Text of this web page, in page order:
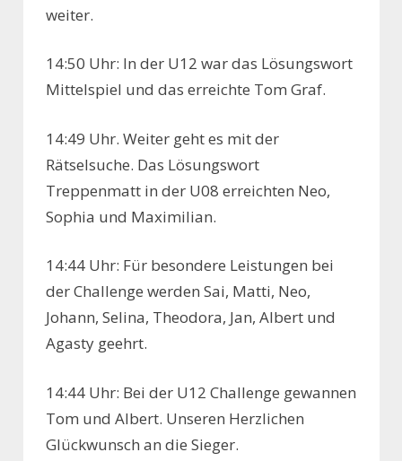
weiter.
14:50 Uhr: In der U12 war das Lösungswort
Mittelspiel und das erreichte Tom Graf.
14:49 Uhr. Weiter geht es mit der
Rätselsuche. Das Lösungswort
Treppenmatt in der U08 erreichten Neo,
Sophia und Maximilian.
14:44 Uhr: Für besondere Leistungen bei
der Challenge werden Sai, Matti, Neo,
Johann, Selina, Theodora, Jan, Albert und
Agasty geehrt.
14:44 Uhr: Bei der U12 Challenge gewannen
Tom und Albert. Unseren Herzlichen
Glückwunsch an die Sieger.